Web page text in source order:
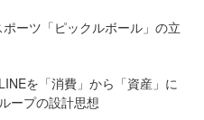
ポーツ「ピックルボール」の立
を「消費」から「資産」に
ープの設計思想